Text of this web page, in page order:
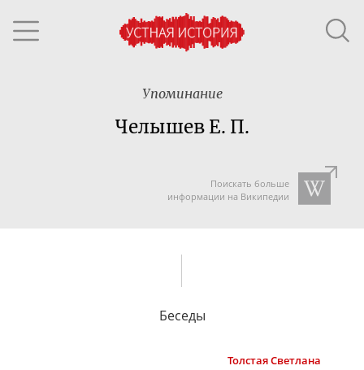
Упоминание
Челышев Е. П.
Поискать больше
информации на Википедии
Беседы
ТолстаяСветлана